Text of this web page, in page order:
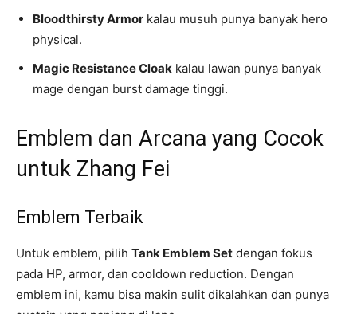
Bloodthirsty Armor kalau musuh punya banyak hero
physical.
Magic Resistance Cloak kalau lawan punya banyak
mage dengan burst damage tinggi.
Emblem dan Arcana yang Cocok
untuk Zhang Fei
Emblem Terbaik
Untuk emblem, pilih Tank Emblem Set dengan fokus
pada HP, armor, dan cooldown reduction. Dengan
emblem ini, kamu bisa makin sulit dikalahkan dan punya